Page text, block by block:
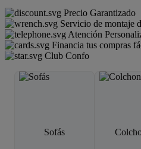
Precio Garantizado
Servicio de montaje
Atención
Financia tus compras
Club Confo
Sofás